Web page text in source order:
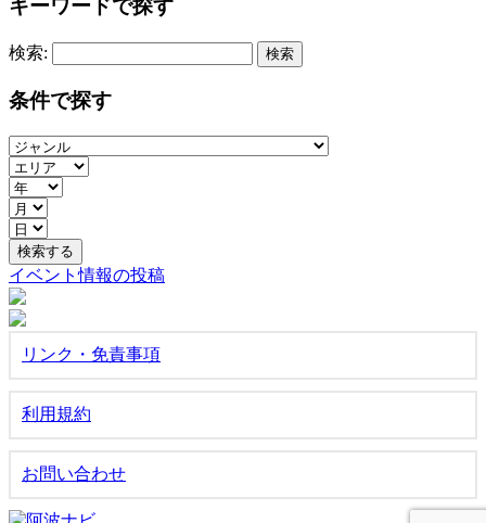
キーワードで探す
検索:
条件で探す
イベント情報の投稿
リンク・免責事項
利用規約
お問い合わせ